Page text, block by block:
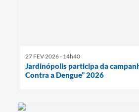
27 FEV 2026 - 14h40
Jardinópolis participa da
Contra a Dengue” 2026